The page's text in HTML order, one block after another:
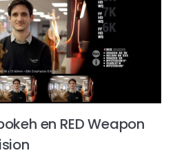
en RED Weapon